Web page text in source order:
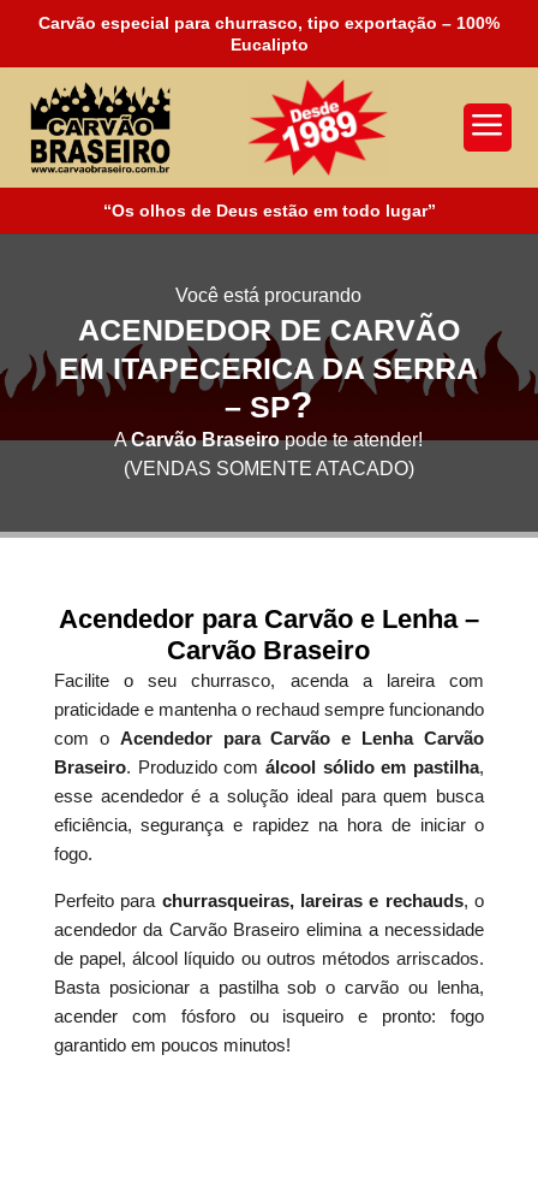
Carvão especial para churrasco, tipo exportação – 100%
Eucalipto
a
“Os olhos de Deus estão em todo lugar”
Você está procurando
ACENDEDOR DE CARVÃO
EM ITAPECERICA DA SERRA
– SP?
ACarvão Braseiropode te atender!
(VENDAS SOMENTE ATACADO)
Acendedor para Carvão e Lenha –
Carvão Braseiro
Facilite o seu churrasco, acenda a lareira com
praticidade e mantenha o rechaud sempre funcionando
com o Acendedor para Carvão e Lenha Carvão
Braseiro. Produzido com álcool sólido em pastilha,
esse acendedor é a solução ideal para quem busca
eficiência, segurança e rapidez na hora de iniciar o
fogo.
Perfeito para churrasqueiras, lareiras e rechauds, o
acendedor da Carvão Braseiro elimina a necessidade
de papel, álcool líquido ou outros métodos arriscados.
Basta posicionar a pastilha sob o carvão ou lenha,
acender com fósforo ou isqueiro e pronto: fogo
garantido em poucos minutos!